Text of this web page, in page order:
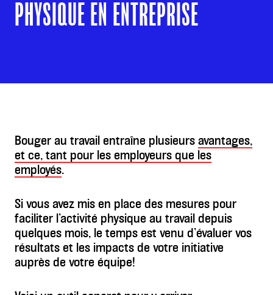
PHYSIQUE EN ENTREPRISE
Bouger au travail entraîne plusieurs avantages,
et ce, tant pour les employeurs que les
employés.
Si vous avez mis en place des mesures pour
faciliter l’activité physique au travail depuis
quelques mois, le temps est venu d’évaluer vos
résultats et les impacts de votre initiative
auprès de votre équipe!